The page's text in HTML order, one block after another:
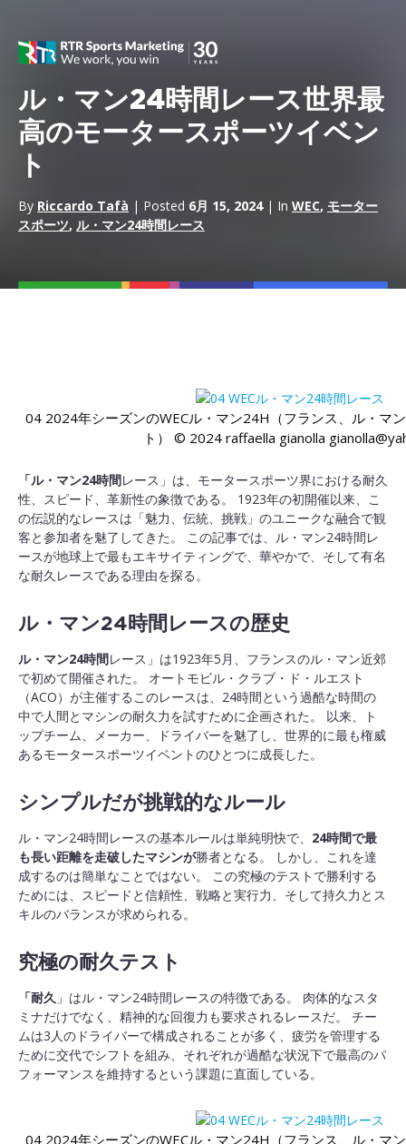
ル・マン24時間レース世界最
高のモータースポーツイベン
ト
By Riccardo Tafà | Posted 6月 15, 2024| In WEC, モーター
スポーツ, ル・マン24時間レース
04 2024年シーズンのWECル・マン24H（フランス、ル・マ
ト） © 2024 raffaella gianolla
「ル・マン24時間レース」は、モータースポーツ界における耐久
性、スピード、革新性の象徴である。 1923年の初開催以来、こ
の伝説的なレースは「魅力、伝統、挑戦」のユニークな融合で観
客と参加者を魅了してきた。 この記事では、ル・マン24時間レ
ースが地球上で最もエキサイティングで、華やかで、そして有名
な耐久レースである理由を探る。
ル・マン24時間レースの歴史
ル・マン24時間レース」は1923年5月、フランスのル・マン近郊
で初めて開催された。 オートモビル・クラブ・ド・ルエスト
（ACO）が主催するこのレースは、24時間という過酷な時間の
中で人間とマシンの耐久力を試すために企画された。 以来、ト
ップチーム、メーカー、ドライバーを魅了し、世界的に最も権威
あるモータースポーツイベントのひとつに成長した。
シンプルだが挑戦的なルール
ル・マン24時間レースの基本ルールは単純明快で、 24時間で最
も長い距離を走破したマシンが勝者となる。 しかし、これを達
成するのは簡単なことではない。 この究極のテストで勝利する
ためには、スピードと信頼性、戦略と実行力、そして持久力とス
キルのバランスが求められる。
究極の耐久テスト
「耐久 」はル・マン24時間レースの特徴である。 肉体的なスタ
ミナだけでなく、精神的な回復力も要求されるレースだ。 チー
ムは3人のドライバーで構成されることが多く、疲労を管理する
ために交代でシフトを組み、それぞれが過酷な状況下で最高のパ
フォーマンスを維持するという課題に直面している。
04 2024年シーズンのWECル・マン24H（フランス、ル・マ